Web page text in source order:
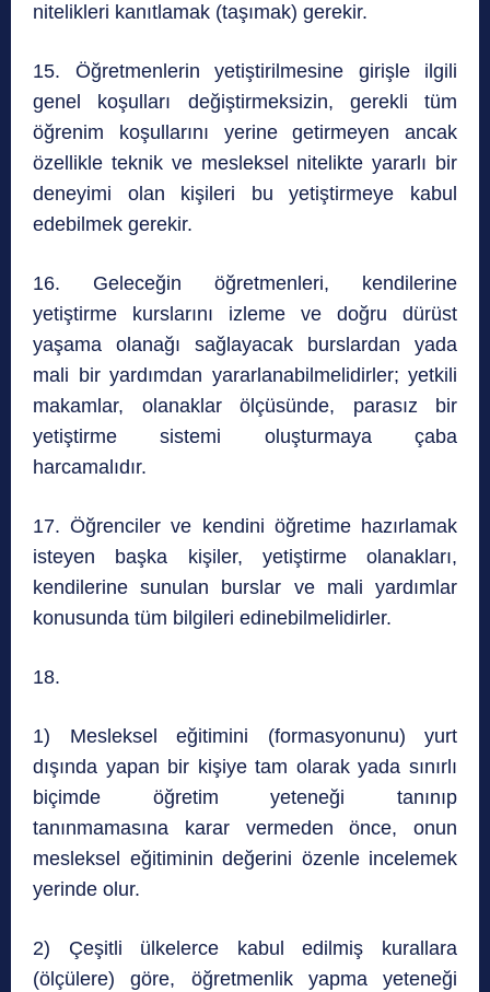
nitelikleri kanıtlamak (taşımak) gerekir.
15. Öğretmenlerin yetiştirilmesine girişle ilgili
genel koşulları değiştirmeksizin, gerekli tüm
öğrenim koşullarını yerine getirmeyen ancak
özellikle teknik ve mesleksel nitelikte yararlı bir
deneyimi olan kişileri bu yetiştirmeye kabul
edebilmek gerekir.
16. Geleceğin öğretmenleri, kendilerine
yetiştirme kurslarını izleme ve doğru dürüst
yaşama olanağı sağlayacak burslardan yada
mali bir yardımdan yararlanabilmelidirler; yetkili
makamlar, olanaklar ölçüsünde, parasız bir
yetiştirme sistemi oluşturmaya çaba
harcamalıdır.
17. Öğrenciler ve kendini öğretime hazırlamak
isteyen başka kişiler, yetiştirme olanakları,
kendilerine sunulan burslar ve mali yardımlar
konusunda tüm bilgileri edinebilmelidirler.
18.
1) Mesleksel eğitimini (formasyonunu) yurt
dışında yapan bir kişiye tam olarak yada sınırlı
biçimde öğretim yeteneği tanınıp
tanınmamasına karar vermeden önce, onun
mesleksel eğitiminin değerini özenle incelemek
yerinde olur.
2) Çeşitli ülkelerce kabul edilmiş kurallara
(ölçülere) göre, öğretmenlik yapma yeteneği